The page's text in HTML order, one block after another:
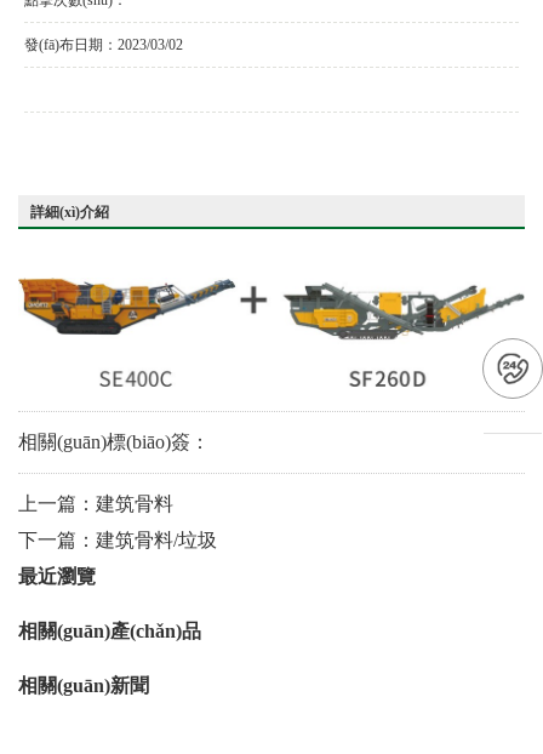
發(fā)布日期： 2023/03/02
詳細(xì)介紹
相關(guān)標(biāo)簽：
上一篇： 建筑骨料
下一篇： 建筑骨料/垃圾
最近瀏覽
相關(guān)產(chǎn)品
相關(guān)新聞